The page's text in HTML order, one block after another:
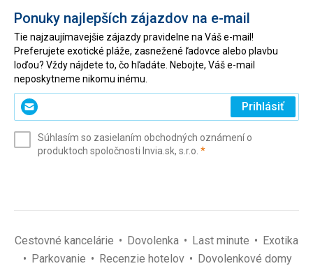
Ponuky najlepších zájazdov na e-mail
Tie najzaujímavejšie zájazdy pravidelne na Váš e-mail!
Preferujete exotické pláže, zasnežené ľadovce alebo plavbu
loďou? Vždy nájdete to, čo hľadáte. Nebojte, Váš e-mail
neposkytneme nikomu inému.
Zadajte
svoj
(povinné)
Prihlásiť
Súhlasím so zasielaním obchodných oznámení o
produktoch spoločnosti Invia.sk, s.r.o. *(povinné)
Cestovné kancelárie Dovolenka Last minute
Exotika
Parkovanie
Recenzie hotelov Dovolenkové domy